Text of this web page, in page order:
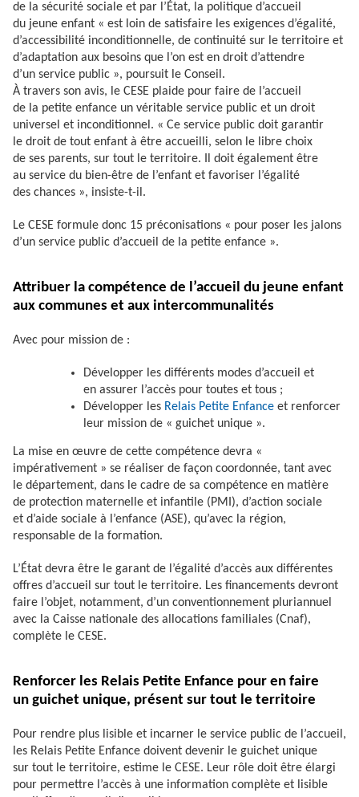
de la sécurité sociale et par l’État, la politique d’accueil
du jeune enfant « est loin de satisfaire les exigences d’égalité,
d’accessibilité inconditionnelle, de continuité sur le territoire et
d’adaptation aux besoins que l’on est en droit d’attendre
d’un service public », poursuit le Conseil.
À travers son avis, le CESE plaide pour faire de l’accueil
de la petite enfance un véritable service public et un droit
universel et inconditionnel. « Ce service public doit garantir
le droit de tout enfant à être accueilli, selon le libre choix
de ses parents, sur tout le territoire. Il doit également être
au service du bien-être de l’enfant et favoriser l’égalité
des chances », insiste-t-il.
Le CESE formule donc 15 préconisations « pour poser les jalons
d’un service public d’accueil de la petite enfance ».
Attribuer la compétence de l’accueil du jeune enfant
aux communes et aux intercommunalités
Avec pour mission de :
Développer les différents modes d’accueil et
en assurer l’accès pour toutes et tous ;
Développer les Relais Petite Enfance et renforcer
leur mission de « guichet unique ».
La mise en œuvre de cette compétence devra «
impérativement » se réaliser de façon coordonnée, tant avec
le département, dans le cadre de sa compétence en matière
de protection maternelle et infantile (PMI), d’action sociale
et d’aide sociale à l’enfance (ASE), qu’avec la région,
responsable de la formation.
L’État devra être le garant de l’égalité d’accès aux différentes
offres d’accueil sur tout le territoire. Les financements devront
faire l’objet, notamment, d’un conventionnement pluriannuel
avec la Caisse nationale des allocations familiales (Cnaf),
complète le CESE.
Renforcer les Relais Petite Enfance pour en faire
un guichet unique, présent sur tout le territoire
Pour rendre plus lisible et incarner le service public de l’accueil,
les Relais Petite Enfance doivent devenir le guichet unique
sur tout le territoire, estime le CESE. Leur rôle doit être élargi
pour permettre l’accès à une information complète et lisible